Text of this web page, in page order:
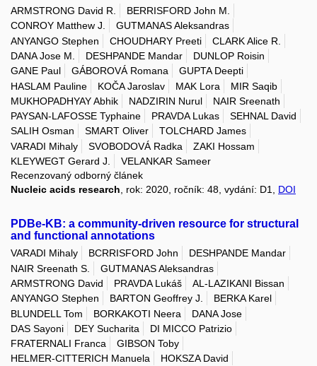
ARMSTRONG David R.
BERRISFORD John M.
CONROY Matthew J.
GUTMANAS Aleksandras
ANYANGO Stephen
CHOUDHARY Preeti
CLARK Alice R.
DANA Jose M.
DESHPANDE Mandar
DUNLOP Roisin
GANE Paul
GÁBOROVÁ Romana
GUPTA Deepti
HASLAM Pauline
KOČA Jaroslav MAK Lora
MIR Saqib
MUKHOPADHYAY Abhik
NADZIRIN Nurul
NAIR Sreenath
PAYSAN-LAFOSSE Typhaine
PRAVDA Lukas
SEHNAL David
SALIH Osman
SMART Oliver
TOLCHARD James
VARADI Mihaly
SVOBODOVÁ Radka
ZAKI Hossam
KLEYWEGT Gerard J.
VELANKAR Sameer
Recenzovaný odborný článek
Nucleic acids research , rok: 2020, ročník: 48, vydání: D1, DOI
PDBe-KB: a community-driven resource for structural
and functional annotations
VARADI Mihaly BCRRISFORD John
DESHPANDE Mandar
NAIR Sreenath S.
GUTMANAS Aleksandras
ARMSTRONG David
PRAVDA Lukáš
AL-LAZIKANI Bissan
ANYANGO Stephen
BARTON Geoffrey J.
BERKA Karel
BLUNDELL Tom
BORKAKOTI Neera
DANA Jose
DAS Sayoni
DEY Sucharita
DI MICCO Patrizio
FRATERNALI Franca
GIBSON Toby
HELMER-CITTERICH Manuela
HOKSZA David